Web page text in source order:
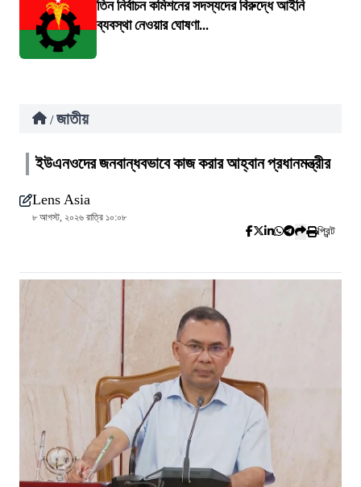
তিন নির্বাচন কমিশনের সদস্যদের বিরুদ্ধে আইনি
ব্যবস্থা নেওয়ার ঘোষণা...
/ জাতীয়
ইউএনওদের জনবান্ধবভাবে কাজ করার আহ্বান প্রধানমন্ত্রীর
Lens Asia
৮ আগস্ট, ২০২৬ রাত্রি ১০:০৮
প্রিন্ট